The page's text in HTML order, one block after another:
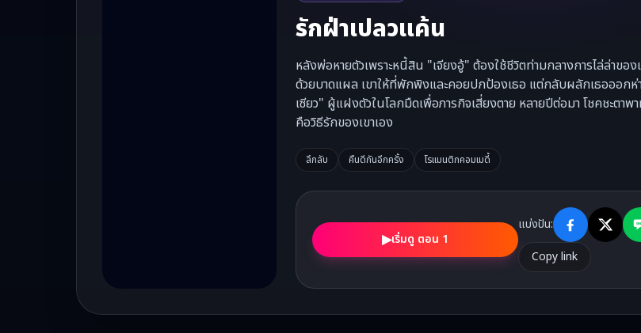
รักฝ่าเปลวแค้น
หลังพ่อหายตัวเพราะหนี้สิน "เจียงอู้" ต้องใช้ชีวิตท่ามกลางการไล่ล่าขอ
ด้วยบาดแผล เขาให้ที่พักพิงและคอยปกป้องเธอ แต่กลับผลักเธอออกห่า
เซียว" ผู้แฝงตัวในโลกมืดเพื่อภารกิจเสี่ยงตาย หลายปีต่อมา โชคชะตา
คือวิธีรักของเขาเอง
ลึกลับ คืนดีกันอีกครั้ง โรแมนติกคอมเมดี้
▶เริ่มดู ตอน 1
แบ่งปัน:
Copy link